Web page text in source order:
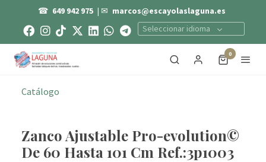
☎ 649 942 975 | ✉ marcos@escayolaslaguna.es
Seleccionar idioma
0
Catálogo
Zanco Ajustable Pro-evolution©
De 60 Hasta 101 Cm Ref.:3p1003